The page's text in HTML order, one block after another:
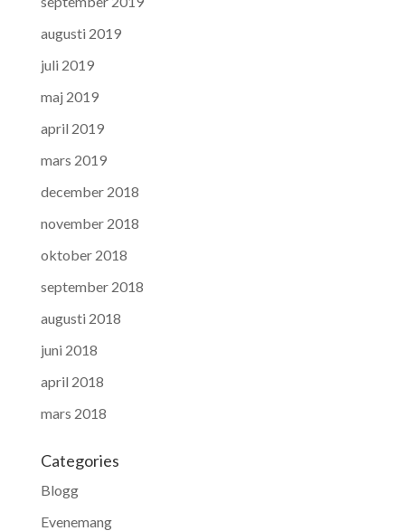
augusti 2019
juli 2019
maj 2019
april 2019
mars 2019
december 2018
november 2018
oktober 2018
september 2018
augusti 2018
juni 2018
april 2018
mars 2018
Categories
Blogg
Evenemang